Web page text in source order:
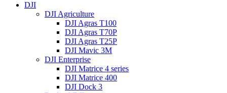
DJI
DJI Agriculture
DJI Agras T100
DJI Agras T70P
DJI Agras T25P
DJI Mavic 3M
DJI Enterprise
DJI Matrice 4 series
DJI Matrice 400
DJI Dock 3